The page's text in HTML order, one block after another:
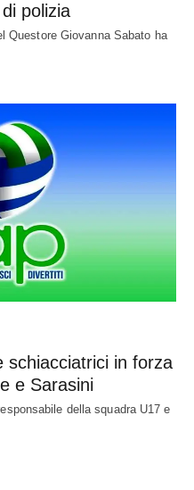
polizia
Questore Giovanna Sabato ha
schiacciatrici in forza
e Sarasini
della squadra U17 e